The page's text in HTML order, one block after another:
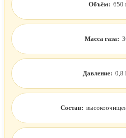
Объём: 650
Масса газа:
Давление: 0,8
Состав: